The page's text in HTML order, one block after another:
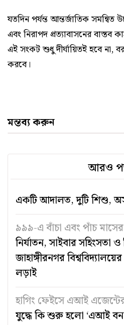
যতদিন পর্যন্ত আন্তর্জাতিক
এবং নিরাপদ প্রত্যাবাসনের বাস্তব
এই সংকট শুধু দীর্ঘায়িতই হবে
করবে।
মন্তব্য করুন
আরও
একটি আদালত, দুটি শিশু,
৯৯৯-এ বাঁচা এবং পাঁচ মাসের
নির্যাতন, সাইবার সহিংসতা ও
জাহাঙ্গীরনগর বিশ্ববিদ্যালয়ের
লড়াই
হাগিং ফেইসে এআই
যুদ্ধে কি শুরু হলো ‘এআই